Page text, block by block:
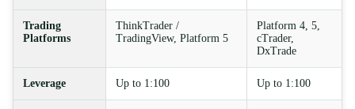
Trading
Platforms
ThinkTrader /
TradingView, Platform 5
Platform 4, 5,
cTrader,
DxTrade
Leverage Up to 1:100 Up to 1:100